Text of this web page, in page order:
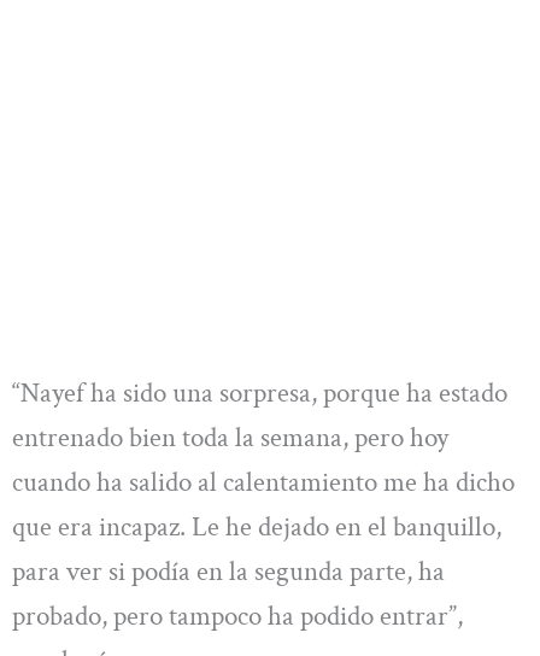
“Nayef ha sido una sorpresa, porque ha estado
entrenado bien toda la semana, pero hoy
cuando ha salido al calentamiento me ha dicho
que era incapaz. Le he dejado en el banquillo,
para ver si podía en la segunda parte, ha
probado, pero tampoco ha podido entrar”,